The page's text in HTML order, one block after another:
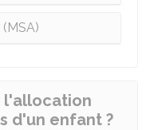
l'allocation
d'un enfant ?